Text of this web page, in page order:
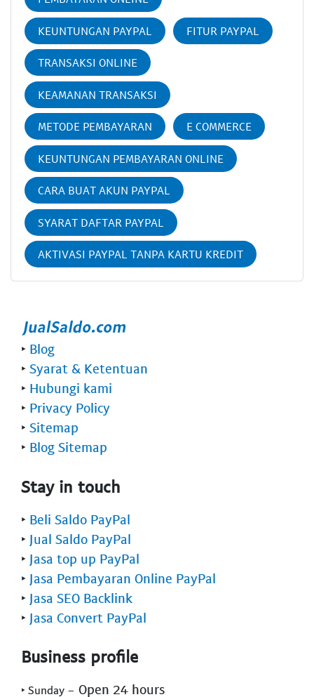
KEUNTUNGAN PAYPAL FITUR PAYPAL
TRANSAKSI ONLINE
KEAMANAN TRANSAKSI
METODE PEMBAYARAN E COMMERCE
KEUNTUNGAN PEMBAYARAN ONLINE
CARA BUAT AKUN PAYPAL
SYARAT DAFTAR PAYPAL
AKTIVASI PAYPAL TANPA KARTU KREDIT
‣ Blog
‣ Syarat & Ketentuan
‣ Hubungi kami
‣ Privacy Policy
‣ Sitemap
‣ Blog Sitemap
Stay in touch
‣ Beli Saldo PayPal
‣ Jual Saldo PayPal
‣ Jasa top up PayPal
‣ Jasa Pembayaran Online PayPal
‣ Jasa SEO Backlink
‣ Jasa Convert PayPal
Business profile
‣ Sunday - Open 24 hours